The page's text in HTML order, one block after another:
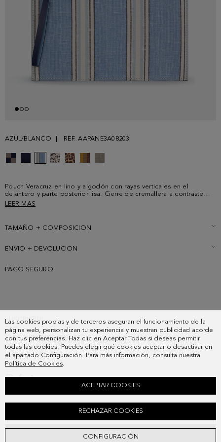
Las cookies propias y de terceros aseguran el funcionamiento de la
página web, personalizan tu experiencia y muestran publicidad acorde
con tus preferencias. Haz clic en Aceptar Todas si deseas permitir
todas las cookies. Puedes elegir qué cookies aceptar o desactivar en
el apartado Configuración. Para más información, consulta nuestra
Política de Cookies.
CONFIGURACIÓN
RECHAZAR COOKIES
ACEPTAR COOKIES
AZUL/BLANCO REF. AAPANE3A08203
AÑADIR
Pouch Veracruz en lino y algodón con rayas verticales en el
delantero y parte posterior lisa. Cierre de cremallera a contraste
con tirador de piel y forro interior de algodón. Logo PG y logo
LEER MAS
TAMAÑO + COMPOSICION
ENVIO + DEVOLUCION
PAGO SEGURO
SUSCRIBETE
PAIS
PREGUNTAS FRECUENTES
MIS PEDIDOS
CONTACTO
LEGAL